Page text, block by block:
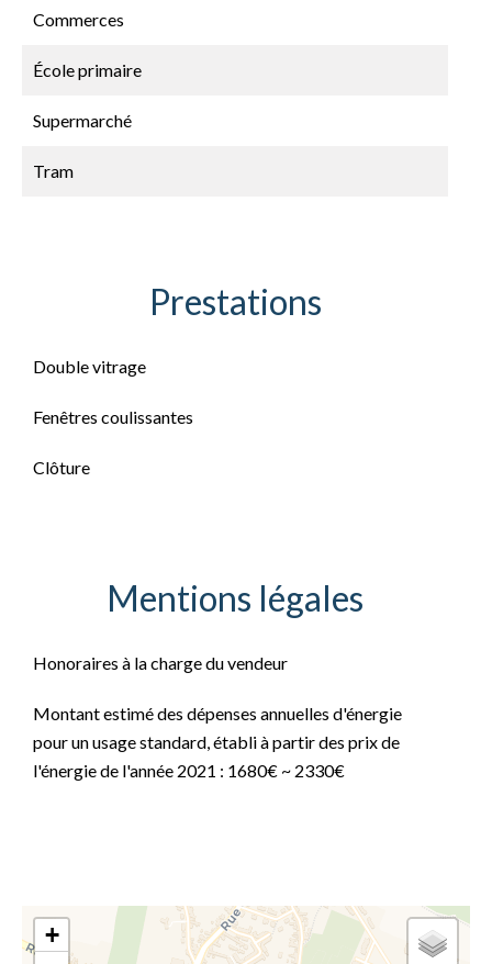
Commerces
École primaire
Supermarché
Tram
Prestations
Double vitrage
Fenêtres coulissantes
Clôture
Mentions légales
Honoraires à la charge du vendeur
Montant estimé des dépenses annuelles d'énergie
pour un usage standard, établi à partir des prix de
l'énergie de l'année 2021 : 1680€ ~ 2330€
+